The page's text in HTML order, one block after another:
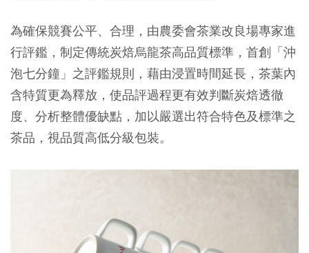
為確保競賽公平、合理，由農委會茶業改良場專家進
行評鑑，制定傳統炭焙烏龍茶高品質標準，首創「沖
泡七分鐘」之評鑑規則，藉由浸置時間延長，茶葉內
含特質更為釋放，使品評過程更有效判斷炭焙透徹
度、分析整體優缺點，加以嚴選出符合特色及標準之
茶品，視品質高低分級包裝。